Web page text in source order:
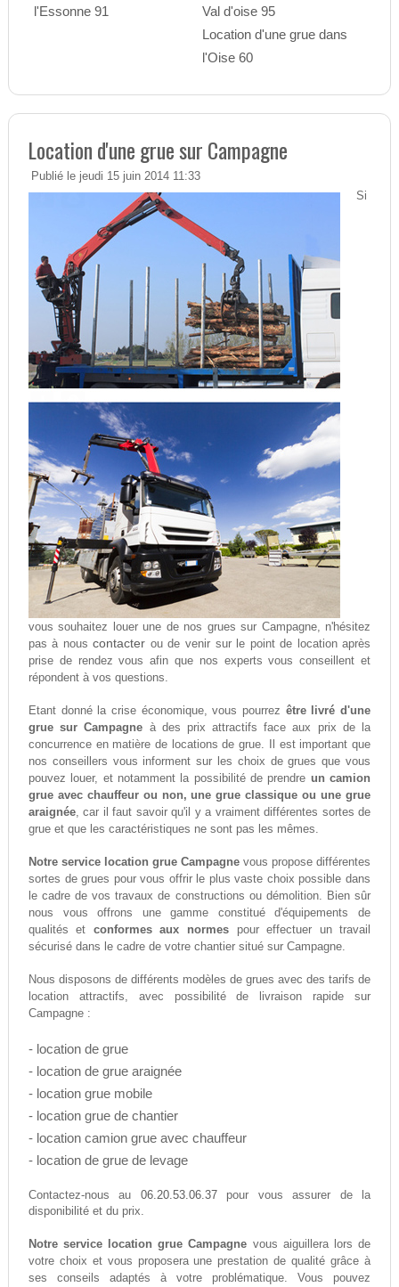
l'Essonne 91
Val d'oise 95
Location d'une grue dans
l'Oise 60
Location d'une grue sur Campagne
Publié le jeudi 15 juin 2014 11:33
Si
vous souhaitez louer une de nos grues sur Campagne, n'hésitez
pas à nouscontacter ou de venir sur le point de location après
prise de rendez vous afin que nos experts vous conseillent et
répondent à vos questions.
Etant donné la crise économique, vous pourrez être livré d'une
grue sur Campagne à des prix attractifs face aux prix de la
concurrence en matière de locations de grue. Il est important que
nos conseillers vous informent sur les choix de grues que vous
pouvez louer, et notamment la possibilité de prendre un camion
grue avec chauffeur ou non, une grue classique ou une grue
araignée, car il faut savoir qu'il y a vraiment différentes sortes de
grue et que les caractéristiques ne sont pas les mêmes.
Notre service location grue Campagne vous propose différentes
sortes de grues pour vous offrir le plus vaste choix possible dans
le cadre de vos travaux de constructions ou démolition. Bien sûr
nous vous offrons une gamme constitué d'équipements de
qualités et conformes aux normes pour effectuer un travail
sécurisé dans le cadre de votre chantier situé sur Campagne.
Nous disposons de différents modèles de grues avec des tarifs de
location attractifs, avec possibilité de livraison rapide sur
Campagne :
- location de grue
- location de grue araignée
- location grue mobile
- location grue de chantier
- location camion grue avec chauffeur
- location de grue de levage
Contactez-nous au 06.20.53.06.37pour vous assurer de la
disponibilité et du prix.
Notre service location grue Campagne vous aiguillera lors de
votre choix et vous proposera une prestation de qualité grâce à
ses conseils adaptés à votre problématique. Vous pouvez